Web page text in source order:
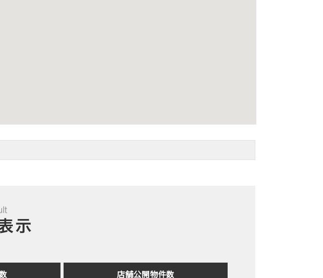
店舗公開物件数